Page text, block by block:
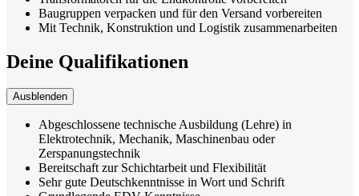
Baugruppen verpacken und für den Versand vorbereiten
Mit Technik, Konstruktion und Logistik zusammenarbeiten
Deine Qualifikationen
Ausblenden
Abgeschlossene technische Ausbildung (Lehre) in
Elektrotechnik, Mechanik, Maschinenbau oder
Zerspanungstechnik
Bereitschaft zur Schichtarbeit und Flexibilität
Sehr gute Deutschkenntnisse in Wort und Schrift